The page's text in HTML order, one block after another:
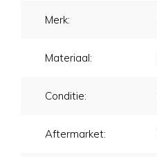
Merk:
Materiaal:
Conditie:
Aftermarket: